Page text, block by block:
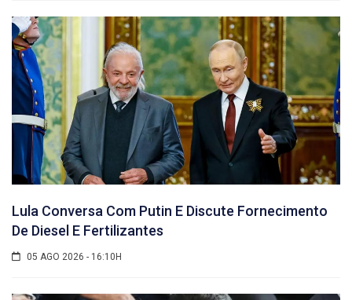
Lula Conversa Com Putin E Discute Fornecimento
De Diesel E Fertilizantes
05 AGO 2026 - 16:10H